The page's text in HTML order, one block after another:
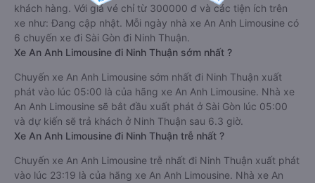
khách hàng. Với giá vé chỉ từ 300000 đ và các tiện ích trên
xe như: Đang cập nhật. Mỗi ngày nhà xe An Anh Limousine có
6 chuyến xe đi Sài Gòn đi Ninh Thuận.
Xe An Anh Limousine đi Ninh Thuận sớm nhất ?
Chuyến xe An Anh Limousine sớm nhất đi Ninh Thuận xuất
phát vào lúc 05:00 là của hãng xe An Anh Limousine. Nhà xe
An Anh Limousine sẽ bắt đầu xuất phát ở Sài Gòn lúc 05:00
và dự kiến sẽ trả khách ở Ninh Thuận sau 6.3 giờ.
Xe An Anh Limousine đi Ninh Thuận trễ nhất ?
Chuyến xe An Anh Limousine trễ nhất đi Ninh Thuận xuất phát
vào lúc 23:19 là của hãng xe An Anh Limousine. Nhà xe An